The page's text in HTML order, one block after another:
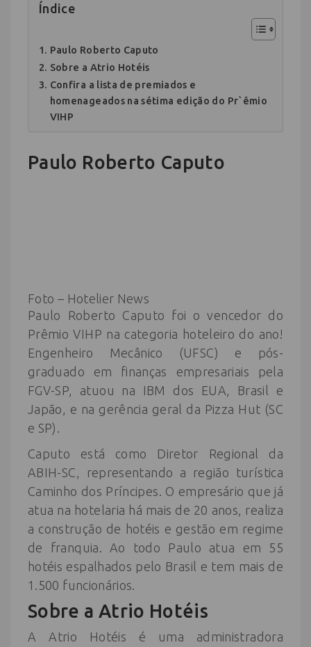
Índice
Paulo Roberto Caputo
Sobre a Atrio Hotéis
Confira a lista de premiados e
homenageados na sétima edição do Pr`êmio
VIHP
Paulo Roberto Caputo
Foto – Hotelier News
Paulo Roberto Caputo foi o vencedor do
Prêmio VIHP na categoria hoteleiro do ano!
Engenheiro Mecânico (UFSC) e pós-
graduado em finanças empresariais pela
FGV-SP, atuou na IBM dos EUA, Brasil e
Japão, e na gerência geral da Pizza Hut (SC
e SP).
Caputo está como Diretor Regional da
ABIH-SC, representando a região turística
Caminho dos Príncipes. O empresário que já
atua na hotelaria há mais de 20 anos, realiza
a construção de hotéis e gestão em regime
de franquia. Ao todo Paulo atua em 55
hotéis espalhados pelo Brasil e tem mais de
1.500 funcionários.
Sobre a Atrio Hotéis
A Atrio Hotéis é uma administradora